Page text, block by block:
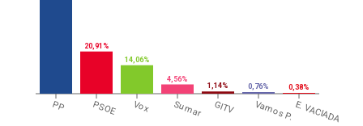
PP PSOE Vox Sumar GITV Vamos P. E. VACIADA
20,91%
14,06%
4,56%
1,14%
0,76% 0,38%